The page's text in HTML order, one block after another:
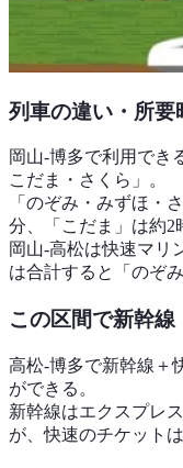
列車の違い・所要
岡山-博多で利用でき
こだま・さくら」。
「のぞみ・みずほ・
分、「こだま」は約2
岡山-高松は快速マリ
は合計すると「のぞ
この区間で新幹線
高松-博多で新幹線＋
ができる。
新幹線はエクスプレ
が、快速のチケット